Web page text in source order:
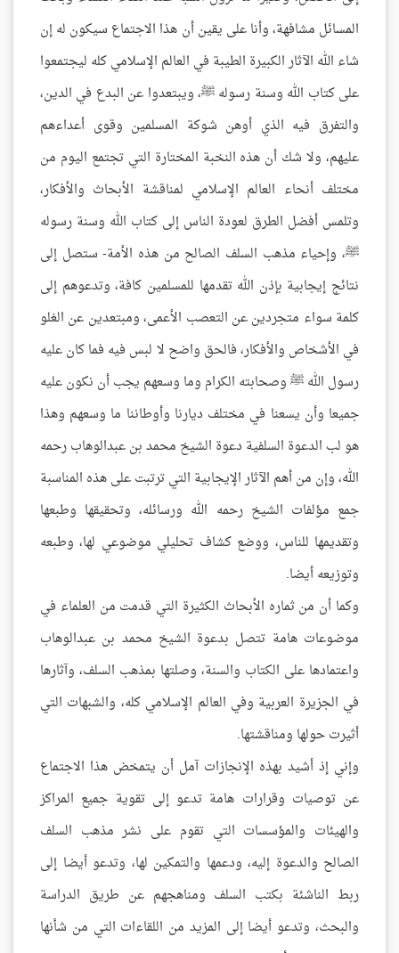
المسائل مشافهة، وأنا على يقين أن هذا الاجتماع سيكون له إن
شاء الله الآثار الكبيرة الطيبة في العالم الإسلامي كله ليجتمعوا
على كتاب الله وسنة رسوله ﷺ، ويبتعدوا عن البدع في الدين،
والتفرق فيه الذي أوهن شوكة المسلمين وقوى أعداءهم
عليهم، ولا شك أن هذه النخبة المختارة التي تجتمع اليوم من
مختلف أنحاء العالم الإسلامي لمناقشة الأبحاث والأفكار،
وتلمس أفضل الطرق لعودة الناس إلى كتاب الله وسنة رسوله
ﷺ، وإحياء مذهب السلف الصالح من هذه الأمة- ستصل إلى
نتائج إيجابية بإذن الله تقدمها للمسلمين كافة، وتدعوهم إلى
كلمة سواء متجردين عن التعصب الأعمى، ومبتعدين عن الغلو
في الأشخاص والأفكار، فالحق واضح لا لبس فيه فما كان عليه
رسول الله ﷺ وصحابته الكرام وما وسعهم يجب أن نكون عليه
جميعا وأن يسعنا في مختلف ديارنا وأوطاننا ما وسعهم وهذا
هو لب الدعوة السلفية دعوة الشيخ محمد بن عبدالوهاب رحمه
الله، وإن من أهم الآثار الإيجابية التي ترتبت على هذه المناسبة
جمع مؤلفات الشيخ رحمه الله ورسائله، وتحقيقها وطبعها
وتقديمها للناس، ووضع كشاف تحليلي موضوعي لها، وطبعه
وتوزيعه أيضا.
وكما أن من ثماره الأبحاث الكثيرة التي قدمت من العلماء في
موضوعات هامة تتصل بدعوة الشيخ محمد بن عبدالوهاب
واعتمادها على الكتاب والسنة، وصلتها بمذهب السلف، وآثارها
في الجزيرة العربية وفي العالم الإسلامي كله، والشبهات التي
أثيرت حولها ومناقشتها.
وإني إذ أشيد بهذه الإنجازات آمل أن يتمخض هذا الاجتماع
عن توصيات وقرارات هامة تدعو إلى تقوية جميع المراكز
والهيئات والمؤسسات التي تقوم على نشر مذهب السلف
الصالح والدعوة إليه، ودعمها والتمكين لها، وتدعو أيضا إلى
ربط الناشئة بكتب السلف ومناهجهم عن طريق الدراسة
والبحث، وتدعو أيضا إلى المزيد من اللقاءات التي من شأنها